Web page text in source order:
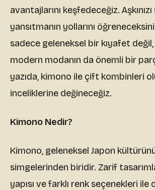
avantajlarını keşfedeceğiz.
yansıtmanın yollarını
sadece geleneksel bir kıyafet değil,
modern modanın da önemli bir
yazıda, kimono ile çift kombinleri
inceliklerine değineceğiz.
Kimono Nedir?
Kimono, geleneksel Japon
simgelerinden biridir. Zarif
yapısı ve farklı renk seçenekleri ile